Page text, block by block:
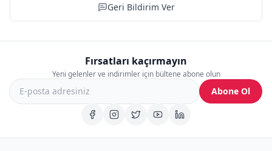
Geri Bildirim Ver
Fırsatları kaçırmayın
Yeni gelenler ve indirimler için bültene abone olun
Abone Ol